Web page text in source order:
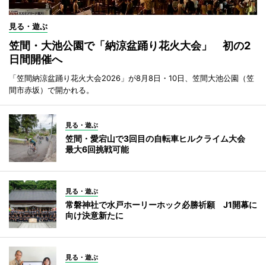
見る・遊ぶ
笠間・大池公園で「納涼盆踊り花火大会」 初の2
日間開催へ
「笠間納涼盆踊り花火大会2026」が8月8日・10日、笠間大池公園（笠
間市赤坂）で開かれる。
見る・遊ぶ
笠間・愛宕山で3回目の自転車ヒルクライム大会
最大6回挑戦可能
見る・遊ぶ
常磐神社で水戸ホーリーホック必勝祈願 J1開幕に
向け決意新たに
見る・遊ぶ